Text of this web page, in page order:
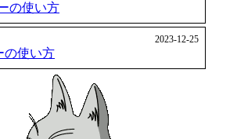
の使い方
2023-12-25
の使い方